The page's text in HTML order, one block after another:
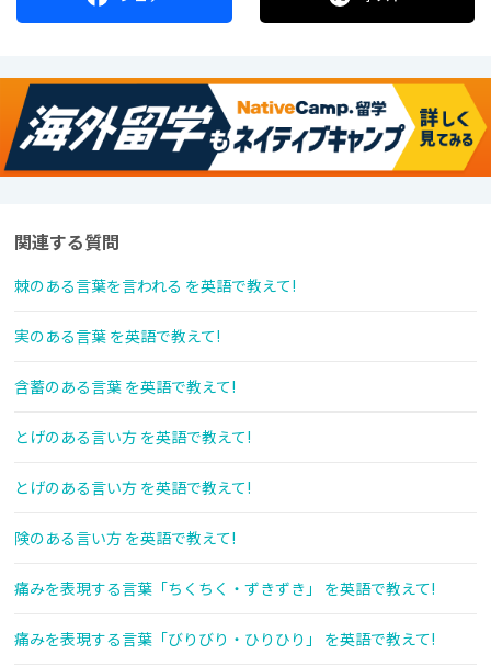
関連する質問
棘のある言葉を言われる を英語で教えて!
実のある言葉 を英語で教えて!
含蓄のある言葉 を英語で教えて!
とげのある言い方 を英語で教えて!
とげのある言い方 を英語で教えて!
険のある言い方 を英語で教えて!
痛みを表現する言葉「ちくちく・ずきずき」 を英語で教えて!
痛みを表現する言葉「びりびり・ひりひり」 を英語で教えて!